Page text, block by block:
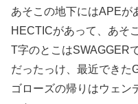
あそこの地下にはAPEが
HECTICがあって、あそ
T字のとこはSWAGGER
だったっけ、最近できた
ゴローズの帰りはウェン